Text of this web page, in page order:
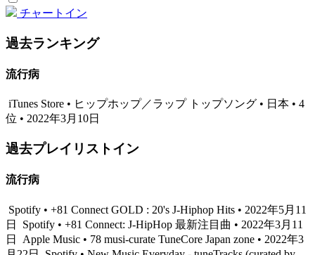
チャートイン
過去ランキング
流行病
iTunes Store • ヒップホップ／ラップ トップソング • 日本 • 4
位 • 2022年3月10日
過去プレイリストイン
流行病
Spotify • +81 Connect GOLD : 20's J-Hiphop Hits • 2022年5月11
日
Spotify • +81 Connect: J-HipHop 最新注目曲 • 2022年3月11
日
Apple Music • 78 musi-curate TuneCore Japan zone • 2022年3